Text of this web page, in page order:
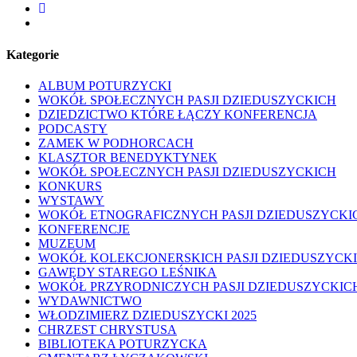
facebook
Kategorie
ALBUM POTURZYCKI
WOKÓŁ SPOŁECZNYCH PASJI DZIEDUSZYCKICH
DZIEDZICTWO KTÓRE ŁĄCZY KONFERENCJA
PODCASTY
ZAMEK W PODHORCACH
KLASZTOR BENEDYKTYNEK
WOKÓŁ SPOŁECZNYCH PASJI DZIEDUSZYCKICH
KONKURS
WYSTAWY
WOKÓŁ ETNOGRAFICZNYCH PASJI
KONFERENCJE
MUZEUM
WOKÓŁ KOLEKCJONERSKICH PASJI
GAWĘDY STAREGO LEŚNIKA
WOKÓŁ PRZYRODNICZYCH PASJI
WYDAWNICTWO
WŁODZIMIERZ DZIEDUSZYCKI 2025
CHRZEST CHRYSTUSA
BIBLIOTEKA POTURZYCKA